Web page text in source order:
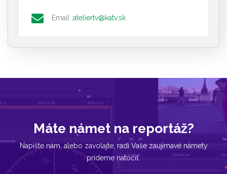
Email :ateliertv@katv.sk
Máte námet na reportáž?
Napíšte nám, alebo zavolajte, radi Vaše zaujímavé námety
prídeme natočiť.